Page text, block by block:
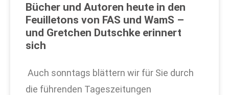
Bücher und Autoren heute in den
Feuilletons von FAS und WamS –
und Gretchen Dutschke erinnert
sich
Auch sonntags blättern wir für Sie durch
die führenden Tageszeitungen